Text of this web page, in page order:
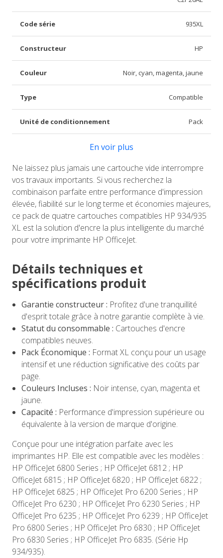
Code série 935XL
Constructeur HP
Couleur Noir, cyan, magenta, jaune
Type Compatible
Unité de conditionnement Pack
En voir plus
Ne laissez plus jamais une cartouche vide interrompre
vos travaux importants. Si vous recherchez la
combinaison parfaite entre performance d'impression
élevée, fiabilité sur le long terme et économies majeures,
ce pack de quatre cartouches compatibles HP 934/935
XL est la solution d'encre la plus intelligente du marché
pour votre imprimante HP OfficeJet.
Détails techniques et
spécifications produit
Garantie constructeur : Profitez d'une tranquillité
d'esprit totale grâce à notre garantie complète à vie.
Statut du consommable : Cartouches d'encre
compatibles neuves.
Pack Économique : Format XL conçu pour un usage
intensif et une réduction significative des coûts par
page.
Couleurs Incluses : Noir intense, cyan, magenta et
jaune.
Capacité : Performance d'impression supérieure ou
équivalente à la version de marque d'origine.
Conçue pour une intégration parfaite avec les
imprimantes HP. Elle est compatible avec les modèles :
HP OfficeJet 6800 Series ; HP OfficeJet 6812 ; HP
OfficeJet 6815 ; HP OfficeJet 6820 ; HP OfficeJet 6822 ;
HP OfficeJet 6825 ; HP OfficeJet Pro 6200 Series ; HP
OfficeJet Pro 6230 ; HP OfficeJet Pro 6230 Series ; HP
OfficeJet Pro 6235 ; HP OfficeJet Pro 6239 ; HP OfficeJet
Pro 6800 Series ; HP OfficeJet Pro 6830 ; HP OfficeJet
Pro 6830 Series ; HP OfficeJet Pro 6835. (Série Hp
934/935).